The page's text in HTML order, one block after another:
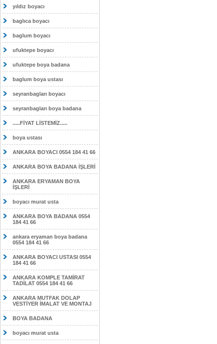
yıldız boyacı
baglıca boyacı
baglum boyacı
ufuktepe boyacı
ufuktepe boya badana
baglum boya ustası
seyranbagları boyacı
seyranbagları boya badana
.....FİYAT LİSTEMİZ.....
boya ustası
ANKARA BOYACI 0554 184 41 66
ANKARA BOYA BADANA İŞLERİ
ANKARA ERYAMAN BOYA
İŞLERİ
boyacı murat usta
ANKARA BOYA BADANA 0554
184 41 66
ankara eryaman boya badana
0554 184 41 66
ANKARA BOYACI USTASI 0554
184 41 66
ANKARA KOMPLE TAMİRAT
TADİLAT 0554 184 41 66
ANKARA MUTFAK DOLAP
VESTİYER İMALAT VE MONTAJ
BOYA BADANA
boyacı murat usta